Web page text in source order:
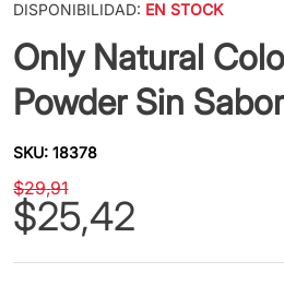
DISPONIBILIDAD: EN STOCK
Only Natural
Powder Sin
SKU:18378
$29,91
$25,42